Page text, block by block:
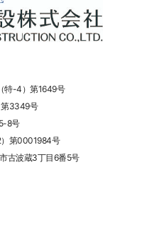
特-4）第1649号
第3349号
8号
第0001984号
古波蔵3丁目6番5号